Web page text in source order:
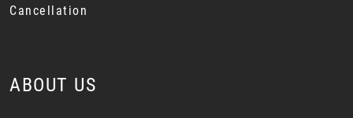
Cancellation
ABOUT US